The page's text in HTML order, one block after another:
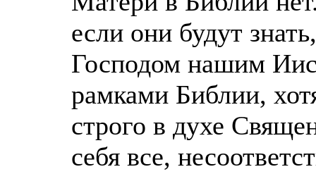
если они будут
Господом нашим
рамками Библии,
строго в духе
себя все,